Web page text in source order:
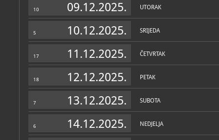
10 09.12.2025. UTORAK
5 10.12.2025. SRIJEDA
17 11.12.2025. ČETVRTAK
18 12.12.2025. PETAK
7 13.12.2025. SUBOTA
6 14.12.2025. NEDJELJA